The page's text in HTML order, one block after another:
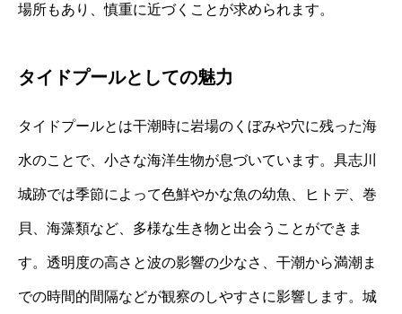
場所もあり、慎重に近づくことが求められます。
タイドプールとしての魅力
タイドプールとは干潮時に岩場のくぼみや穴に残った海
水のことで、小さな海洋生物が息づいています。具志川
城跡では季節によって色鮮やかな魚の幼魚、ヒトデ、巻
貝、海藻類など、多様な生き物と出会うことができま
す。透明度の高さと波の影響の少なさ、干潮から満潮ま
での時間的間隔などが観察のしやすさに影響します。城